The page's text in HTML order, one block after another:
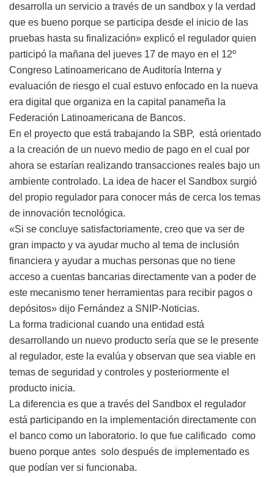
desarrolla un servicio a través de un sandbox y la verdad
que es bueno porque se participa desde el inicio de las
pruebas hasta su finalización» explicó el regulador quien
participó la mañana del jueves 17 de mayo en el 12º
Congreso Latinoamericano de Auditoría Interna y
evaluación de riesgo el cual estuvo enfocado en la nueva
era digital que organiza en la capital panameña la
Federación Latinoamericana de Bancos.
En el proyecto que está trabajando la SBP, está orientado
a la creación de un nuevo medio de pago en el cual por
ahora se estarían realizando transacciones reales bajo un
ambiente controlado. La idea de hacer el Sandbox surgió
del propio regulador para conocer más de cerca los temas
de innovación tecnológica.
«Si se concluye satisfactoriamente, creo que va ser de
gran impacto y va ayudar mucho al tema de inclusión
financiera y ayudar a muchas personas que no tiene
acceso a cuentas bancarias directamente van a poder de
este mecanismo tener herramientas para recibir pagos o
depósitos» dijo Fernández a SNIP-Noticias.
La forma tradicional cuando una entidad está
desarrollando un nuevo producto sería que se le presente
al regulador, este la evalúa y observan que sea viable en
temas de seguridad y controles y posteriormente el
producto inicia.
La diferencia es que a través del Sandbox el regulador
está participando en la implementación directamente con
el banco como un laboratorio. lo que fue calificado como
bueno porque antes solo después de implementado es
que podían ver si funcionaba.